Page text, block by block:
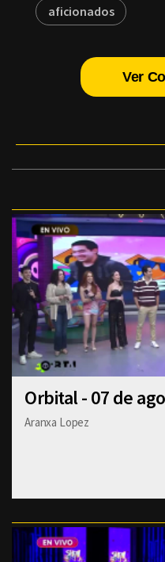
aficionados
Ver
Orbital - 07 de
Aranxa Lopez